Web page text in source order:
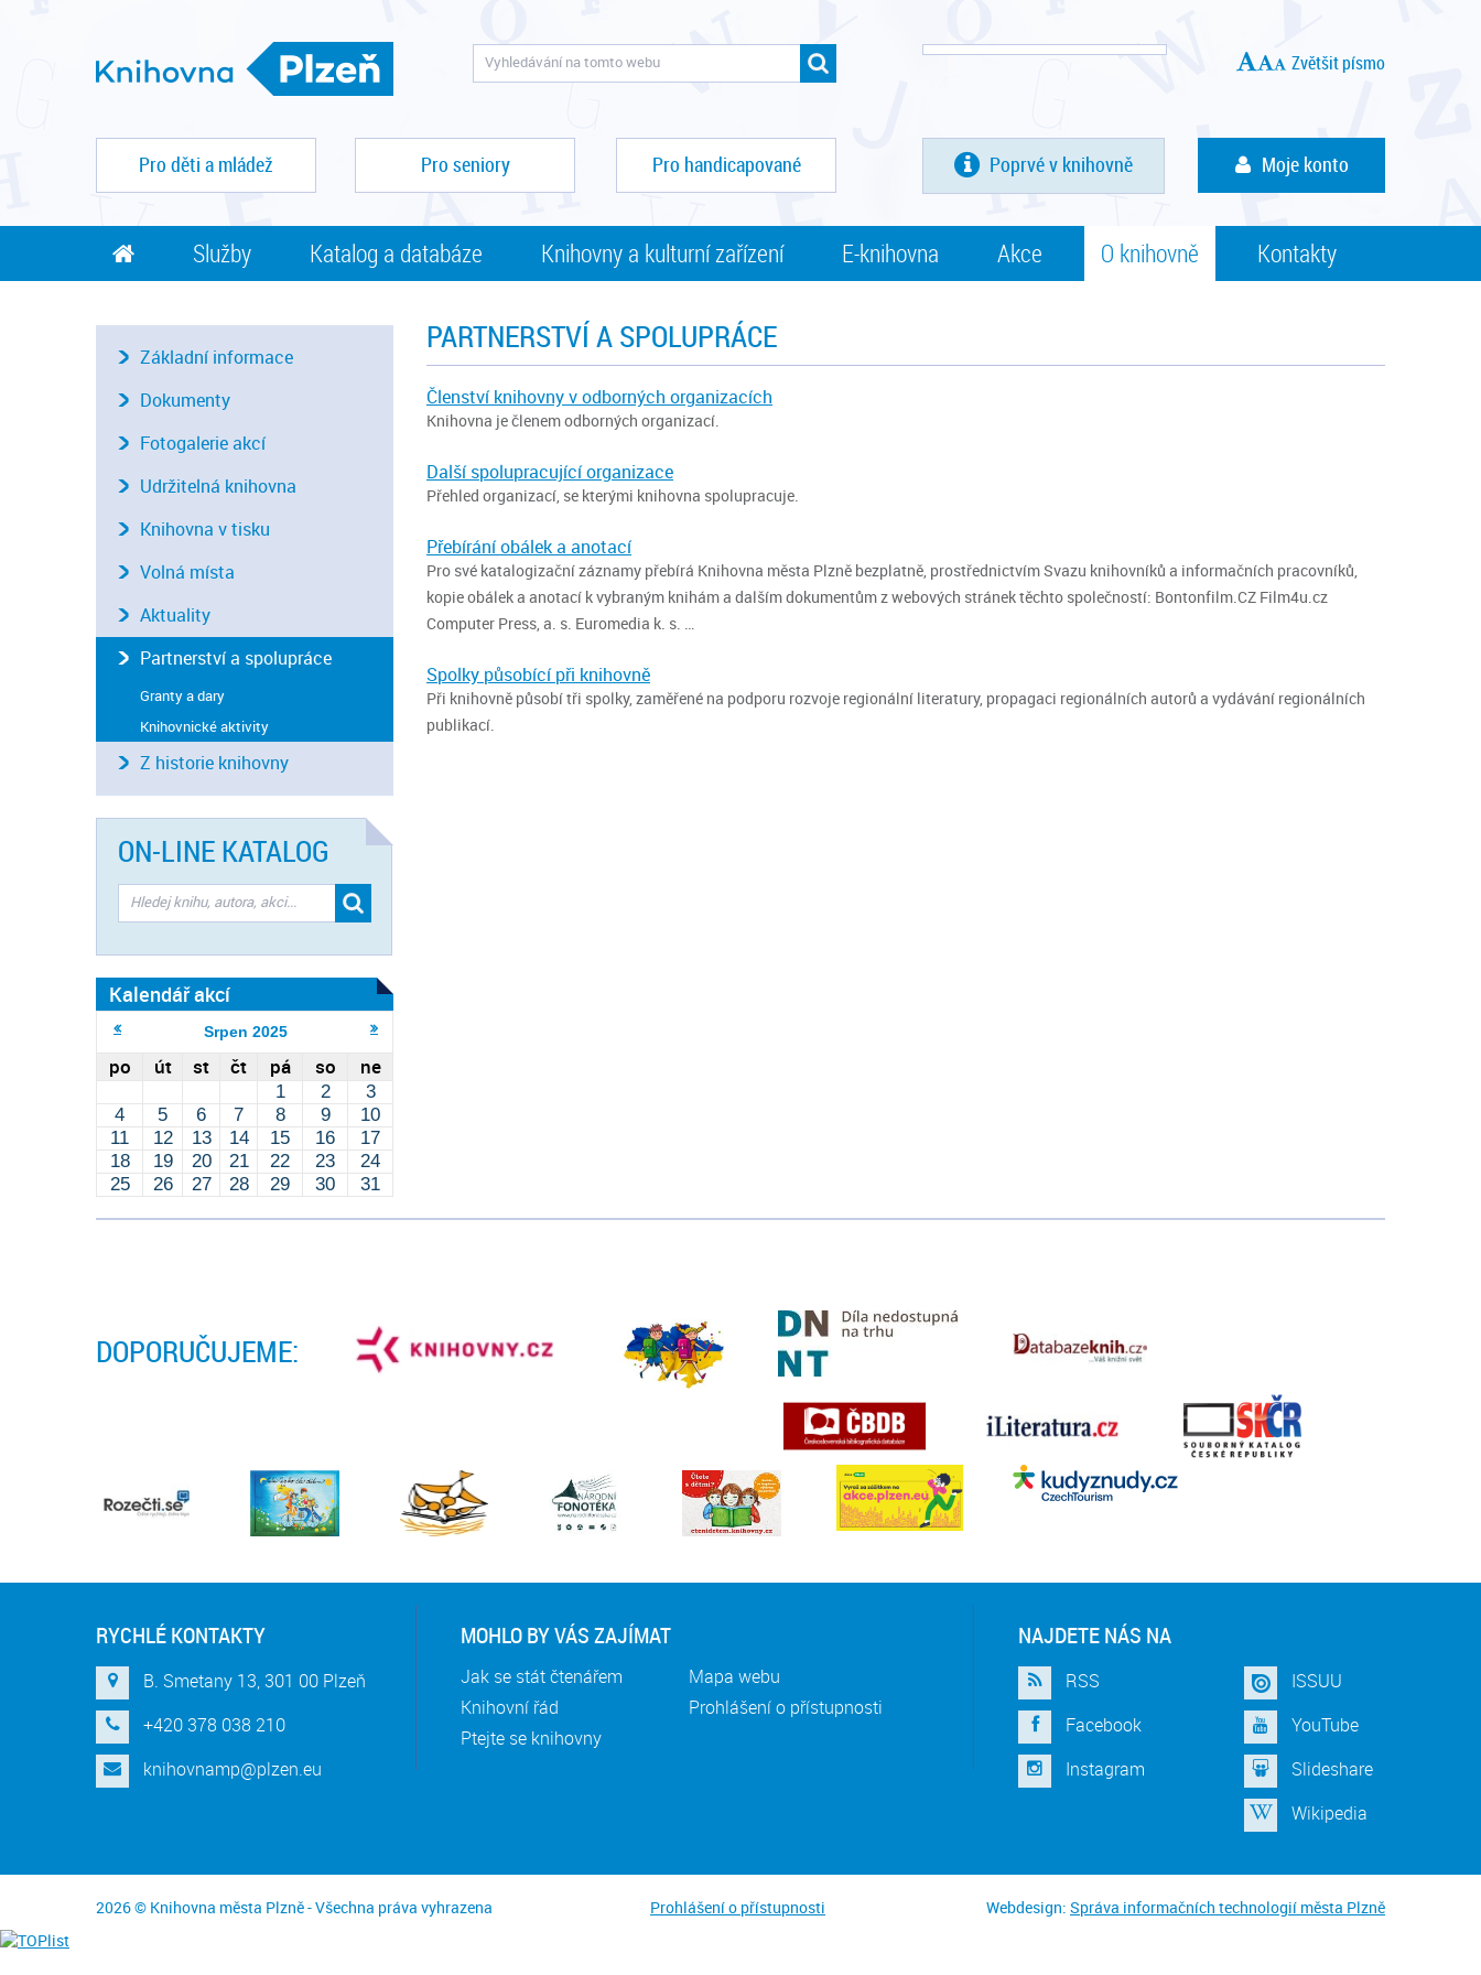
Zvětšit písmo
Pro děti a mládež Pro seniory Pro handicapované Poprvé v knihovně Moje konto
Služby Katalog a databáze Knihovny a kulturní zařízení E-knihovna Akce O knihovně Kontakty
PARTNERSTVÍ A SPOLUPRÁCE
Členství knihovny v odborných organizacích
Knihovna je členem odborných organizací.
Další spolupracující organizace
Přehled organizací, se kterými knihovna spolupracuje.
Přebírání obálek a anotací
Pro své katalogizační záznamy přebírá Knihovna města Plzně bezplatně, prostřednictvím Svazu knihovníků a informačních pracovníků,
kopie obálek a anotací k vybraným knihám a dalším dokumentům z webových stránek těchto společností: Bontonfilm.CZ Film4u.cz
Computer Press, a. s. Euromedia k. s. …
Spolky působící při knihovně
Při knihovně působí tři spolky, zaměřené na podporu rozvoje regionální literatury, propagaci regionálních autorů a vydávání regionálních
publikací.
Základní informace
Dokumenty
Fotogalerie akcí
Udržitelná knihovna
Knihovna v tisku
Volná místa
Aktuality
Partnerství a spolupráce
Granty a dary
Knihovnické aktivity
Z historie knihovny
ON-LINE KATALOG
Kalendář akcí
Srpen 2025
po út st čt pá so ne
1 2
3
4
5 6 7 8 9
10
11
12 13 14 15 16
17
18
19 20 21 22 23
24
25
26 27 28 29 30 31
DOPORUČUJEME:
RYCHLÉ KONTAKTY
B. Smetany 13, 301 00 Plzeň
+420 378 038 210
knihovnamp@plzen.eu
MOHLO BY VÁS ZAJÍMAT
Jak se stát čtenářem
Knihovní řád
Ptejte se knihovny
Mapa webu
Prohlášení o přístupnosti
NAJDETE NÁS NA
RSS
Facebook
Instagram
ISSUU
YouTube
Slideshare
Wikipedia
2026 © Knihovna města Plzně - Všechna práva vyhrazena Prohlášení o přístupnosti Webdesign: Správa informačních technologií města Plzně